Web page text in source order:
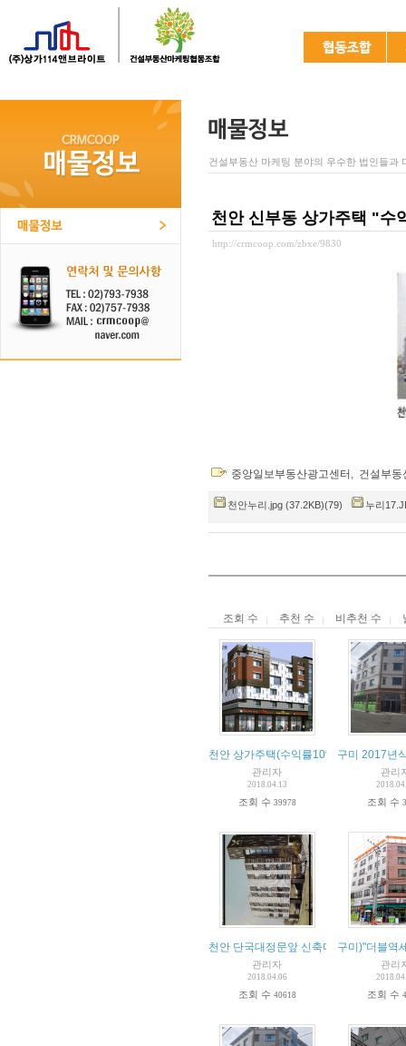
건설부동산 마케팅 분야의 우수한 법인들과
천안 신부동 상가주택 "수
http://crmcoop.com/zbxe/9830
중앙일보부동산광고센터 , 건설부동
천안누리.jpg (37.2KB)(79) 누리
조회 수 추천 수 비추천 수
천안 상가주택(수익률10%)
관리자
2018.04.13
조회 수 39978
구미 2017년
관리
조회 수
천안 단국대정문앞 신축다가구건물 매매
관리자
2018.04.06
조회 수 40618
구미)"더블역
관리
조회 수